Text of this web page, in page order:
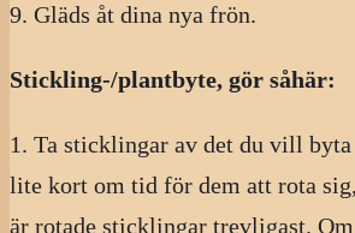
9. Gläds åt dina nya frön.
Stickling-/plantbyte, gör såhär:
1. Ta sticklingar av det du vill
lite kort om tid för dem att rota
är rotade sticklingar trevligast.